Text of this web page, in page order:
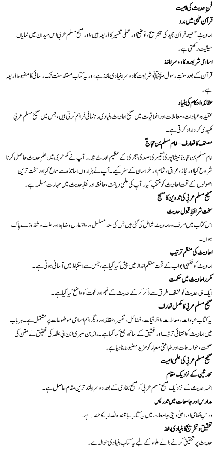
فنِ حدیث کی اہمیت
قرآن فہمی میں مدد
احادیثِ صحیحہ قرآن مجید کی تشریح، توضیح اور عملی تفسیر کا ذریعہ ہیں، اور صحیح مسلم عربی اس میدان میں نمایاں
حیثیت رکھتی ہے۔
اسلامی شریعت کا دوسرا ماخذ
قرآن کے بعد سنتِ رسول ﷺ شریعت کا دوسرا بنیادی ماخذ ہے، اور یہ کتاب مستند سنت تک رسائی کا مضبوط ذریعہ
ہے۔
عقائد و احکام کی بنیاد
عقیدہ، عبادات، معاملات اور اخلاقیات میں صحیح احادیث بنیادی رہنمائی فراہم کرتی ہیں، جس میں صحیح مسلم عربی
کلیدی کردار ادا کرتی ہے۔
مصنف کا تعارف – امام مسلم بن حجاجؒ
امام مسلم بن حجاج نیشاپوریؒ تیسری صدی ہجری کے عظیم محدث ہیں۔ آپ نے کم عمری میں علمِ حدیث حاصل کرنا
شروع کیا اور حجاز، عراق، شام اور خراسان کے سفر کیے۔ آپ نے ہزاروں اساتذہ سے سماع کیا اور سخت ترین
اصولوں کے تحت احادیث کو منتخب کیا۔ آپ کی علمی دیانت، حافظہ اور نقدِ حدیث میں مہارت مسلمہ ہے۔
صحیح مسلم عربی کی تدوین کا منہج
سخت شرائطِ قبول حدیث
اس کتاب میں صرف وہ احادیث شامل کی گئی ہیں جن کی سند مسلسل، رواۃ عادل و ضابط اور علت و شذوذ سے پاک
ہوں۔
احادیث کی منظم ترتیب
احادیث کو فقہی ابواب کے تحت منظم انداز میں پیش کیا گیا ہے، جس سے استنباط میں آسانی ہوتی ہے۔
مکرر احادیث میں حکمت
ایک ہی حدیث کو مختلف طرق سے ذکر کر کے حدیث کے فہم اور قوت کو واضح کیا گیا ہے۔
صحیح مسلم عربی کا مکمل تعارف
یہ کتاب عبادات، معاملات، اخلاقیات، فضائل، تفسیر، عقائد اور دیگر اہم اسلامی موضوعات پر مشتمل ہے۔ ہر باب
میں احادیث کو انتہائی ترتیب اور تحقیق کے ساتھ جمع کیا گیا ہے۔ رائد بن صبری ابن ابی علفہ کی تحقیق نے متن کی
صحت، حوالہ جات اور طباعتی معیار کو مزید مضبوط بنا دیا ہے۔
صحیح مسلم عربی کی علمی اہمیت
محدثین کے نزدیک مقام
ائمہ حدیث کے نزدیک صحیح مسلم عربی کو صحیح بخاری کے بعد دوسرا بلند ترین مقام حاصل ہے۔
مدارس اور جامعات میں تدریس
درسِ نظامی اور اعلیٰ دینی جامعات میں یہ کتاب باقاعدہ نصاب کا حصہ ہے۔
تحقیق و تخریج کا بنیادی ماخذ
حدیث پر تحقیق کرنے والے علماء کے لیے یہ کتاب بنیادی حوالہ ہے۔